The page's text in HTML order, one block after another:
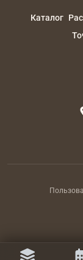
Каталог